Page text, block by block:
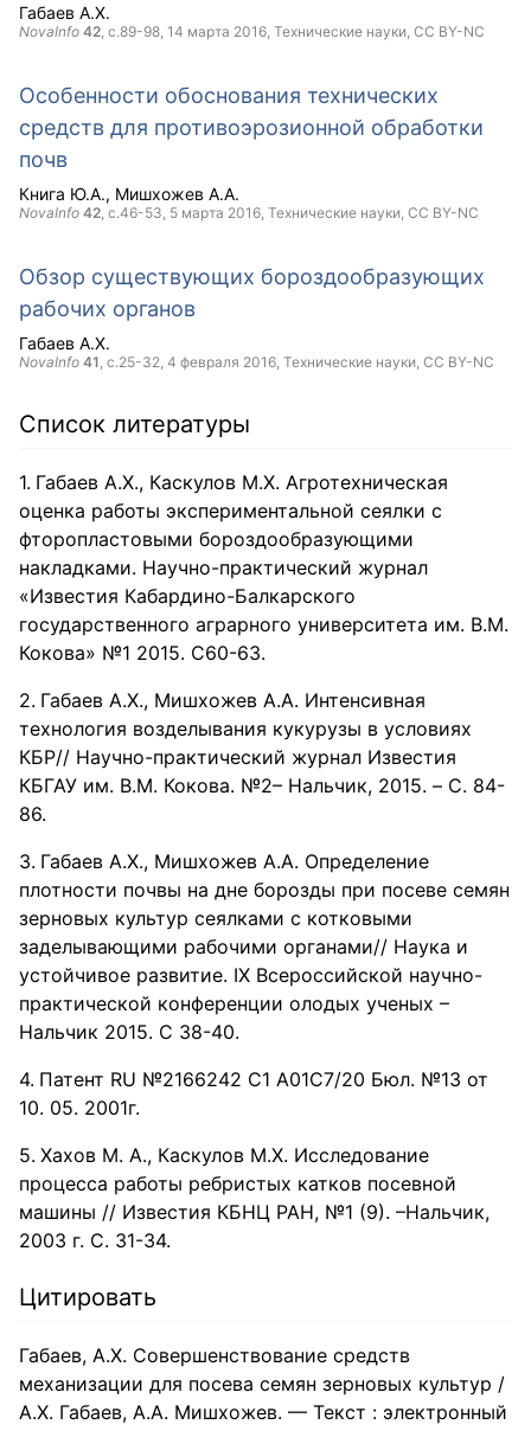
Габаев А.Х.
NovaInfo 42 , с.89-98, 14 марта 2016 , Технические науки, CC BY-NC
Особенности обоснования технических
средств для противоэрозионной обработки
почв
Книга Ю.А. Мишхожев А.А.
NovaInfo 42 , с.46-53, 5 марта 2016 , Технические науки, CC BY-NC
Обзор существующих бороздообразующих
рабочих органов
Габаев А.Х.
NovaInfo 41 , с.25-32, 4 февраля 2016 , Технические науки, CC BY-NC
Список литературы
Габаев А.Х., Каскулов М.Х. Агротехническая
оценка работы экспериментальной сеялки с
фторопластовыми бороздообразующими
накладками. Научно-практический журнал
«Известия Кабардино-Балкарского
государственного аграрного университета им. В.М.
Кокова» №1 2015. С60-63.
Габаев А.Х., Мишхожев А.А. Интенсивная
технология возделывания кукурузы в условиях
КБР// Научно-практический журнал Известия
КБГАУ им. В.М. Кокова. №2– Нальчик, 2015. – C. 84-
86.
Габаев А.Х., Мишхожев А.А. Определение
плотности почвы на дне борозды при посеве семян
зерновых культур сеялками с котковыми
заделывающими рабочими органами// Наука и
устойчивое развитие. IX Всероссийской научно-
практической конференции олодых ученых –
Нальчик 2015. С 38-40.
Патент RU №2166242 С1 А01С7/20 Бюл. №13 от
10. 05. 2001г.
Хахов М. А., Каскулов М.Х. Исследование
процесса работы ребристых катков посевной
машины // Известия КБНЦ РАН, №1 (9). –Нальчик,
2003 г. С. 31-34.
Цитировать
Габаев, А.Х. Совершенствование средств
механизации для посева семян зерновых культур /
А.Х. Габаев, А.А. Мишхожев. — Текст : электронный